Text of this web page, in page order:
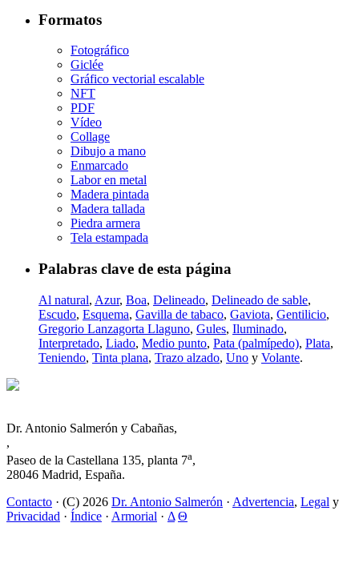
Formatos
Fotográfico
Giclée
Gráfico vectorial escalable
NFT
PDF
Vídeo
Collage
Dibujo a mano
Enmarcado
Labor en metal
Madera pintada
Madera tallada
Piedra armera
Tela estampada
Palabras clave de esta página
Al natural, Azur, Boa, Delineado, Delineado de sable,
Escudo, Esquema, Gavilla de tabaco, Gaviota, Gentilicio,
Gregorio Lanzagorta Llaguno, Gules, Iluminado,
Interpretado, Liado, Medio punto, Pata (palmípedo), Plata,
Teniendo, Tinta plana, Trazo alzado, Uno y Volante.
Dr. Antonio Salmerón y Cabañas,
,
Paseo de la Castellana 135, planta 7a,
28046 Madrid, España.
Contacto · (C) 2026 Dr. Antonio Salmerón · Advertencia, Legal y
Privacidad · Índice · Armorial · Δ Θ